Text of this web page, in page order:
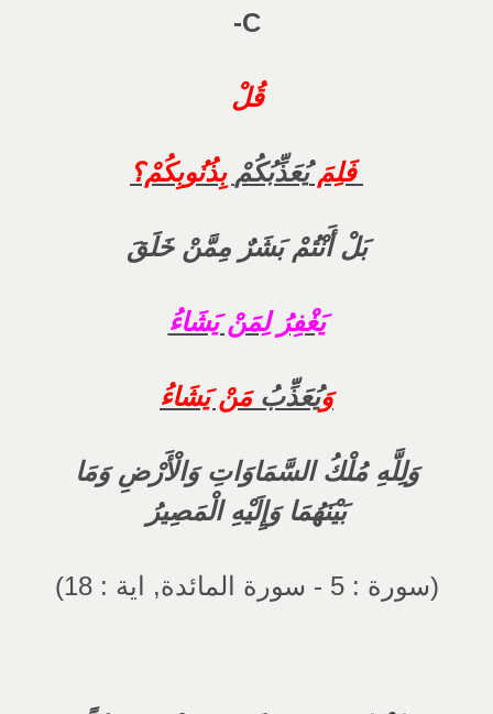
C-
قُلْ
فَلِمَيُعَذِّبُكُمْبِذُنُوبِكُمْ؟
بَلْ أَنْتُمْ بَشَرٌ مِمَّنْ خَلَقَ
يَغْفِرُ لِمَنْ يَشَاءُ
يُعَذِّبُمَنْ يَشَاءُ
وَلِلَّهِ مُلْكُ السَّمَاوَاتِ وَالْأَرْضِ وَمَا
بَيْنَهُمَا وَإِلَيْهِ الْمَصِيرُ
(سورة : 5 - سورة المائدة, اية : 18)